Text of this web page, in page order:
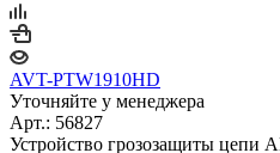
AVT-PTW1910HD
Уточняйте у менеджера
Арт.: 56827
Устройство грозозащиты цепи